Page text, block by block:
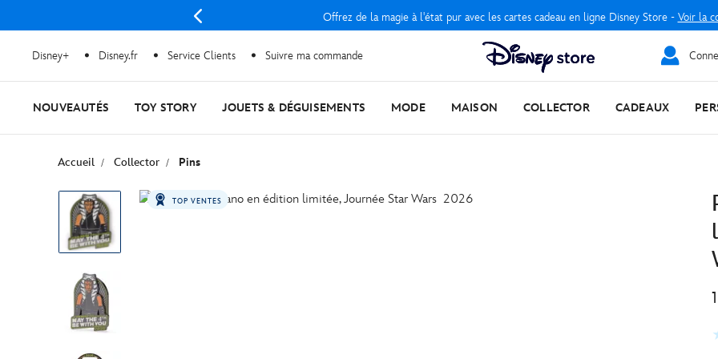
Offrez de la magie à l'état pur avec les cartes cadeau en ligne Disney Store - Voir la
Disney+ Disney.fr Service Clients Suivre ma commande
NOUVEAUTÉS TOY STORY JOUETS & DÉGUISEMENTS MODE MAISON COLLECTOR CADEAUX
Accueil Collector Pins
TOP VENTES